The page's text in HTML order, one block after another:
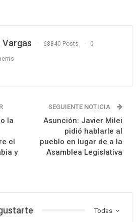
Vargas 68840 Posts 0
la
el
y
SEGUIENTE NOTICIA
Asunción: Javier Milei
pidió hablarle al
pueblo en lugar de a la
Asamblea Legislativa
Todas